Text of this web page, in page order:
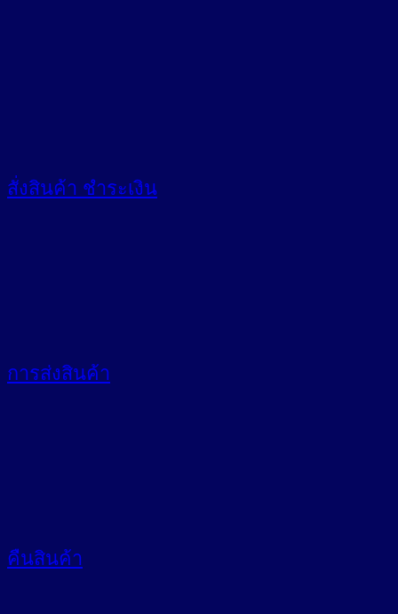
สั่งสินค้า ชำระเงิน
การส่งสินค้า
คืนสินค้า